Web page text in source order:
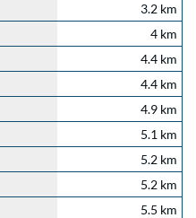
3.2 km
4 km
4.4 km
4.4 km
4.9 km
5.1 km
5.2 km
5.2 km
5.5 km